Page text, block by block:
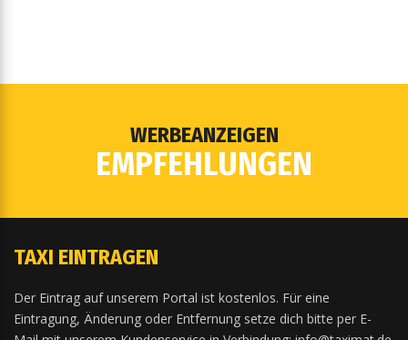
WERBEANZEIGEN
EMPFEHLUNGEN
TAXI EINTRAGEN
Der Eintrag auf unserem Portal ist kostenlos. Für eine
Eintragung, Änderung oder Entfernung setze dich bitte per E-